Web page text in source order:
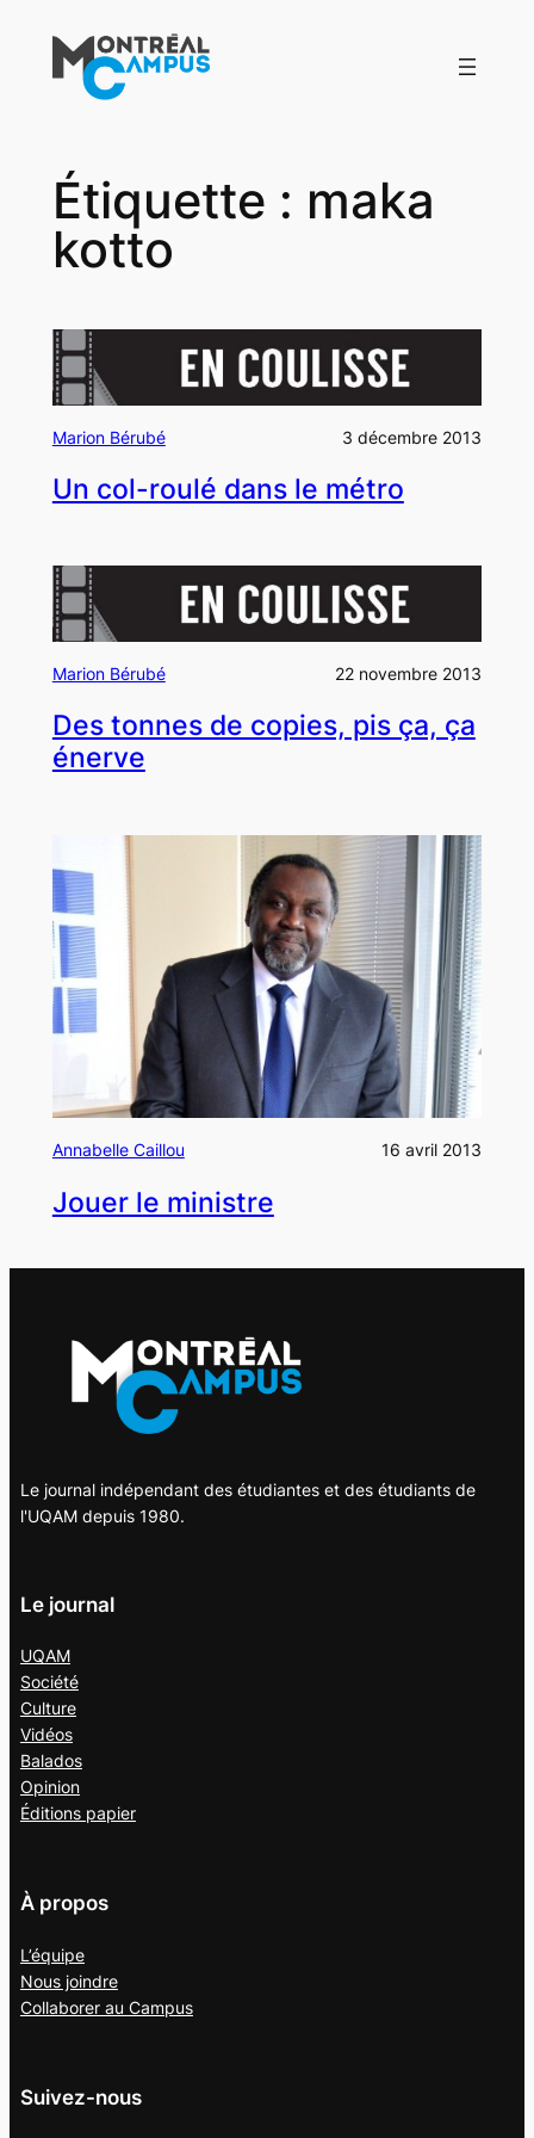
contenu
Étiquette : maka
kotto
Marion Bérubé 3 décembre 2013
Un col-roulé dans le métro
Marion Bérubé 22 novembre 2013
Des tonnes de copies, pis ça, ça
énerve
Annabelle Caillou 16 avril 2013
Jouer le ministre
Le journal indépendant des étudiantes et des étudiants de
l'UQAM depuis 1980.
Le journal
UQAM
Société
Culture
Vidéos
Balados
Opinion
Éditions papier
À propos
L’équipe
Nous joindre
Collaborer au Campus
Suivez-nous